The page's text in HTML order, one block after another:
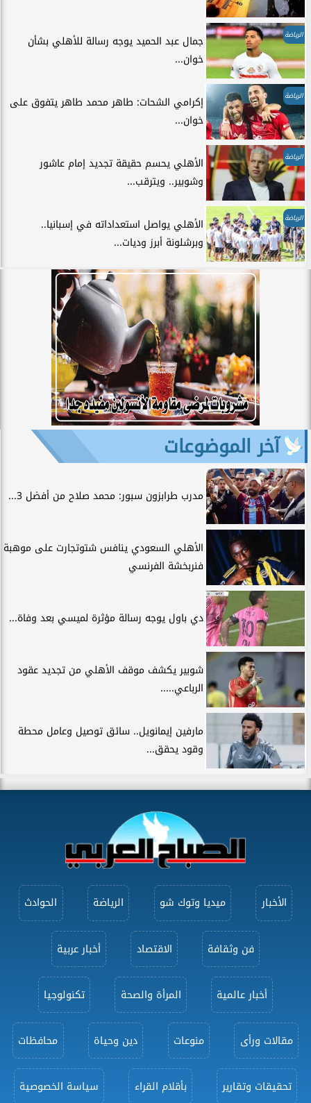
الرياضة
جمال عبد الحميد يوجه رسالة للأهلي بشأن
خوان...
الرياضة
إكرامي الشحات: طاهر محمد طاهر يتفوق على
خوان...
الرياضة
الأهلي يحسم حقيقة تجديد إمام عاشور
وشوبير.. ويترقب...
الرياضة
الأهلي يواصل استعداداته في إسبانيا..
وبرشلونة أبرز وديات...
آخر الموضوعات
مدرب طرابزون سبور: محمد صلاح من أفضل 3...
الأهلي السعودي ينافس شتوتجارت على موهبة
فنربخشة الفرنسي
دي باول يوجه رسالة مؤثرة لميسي بعد وفاة...
شوبير يكشف موقف الأهلي من تجديد عقود
الرباعي.....
مارفين إيمانويل.. سائق توصيل وعامل محطة
وقود يحقق...
الأخبار ميديا وتوك شو الرياضة الحوادث
فن وثقافة الاقتصاد أخبار عربية
أخبار عالمية المرأة والصحة تكنولوجيا
مقالات ورأى منوعات دين وحياة محافظات
تحقيقات وتقارير بأقلام القراء سياسة الخصوصية